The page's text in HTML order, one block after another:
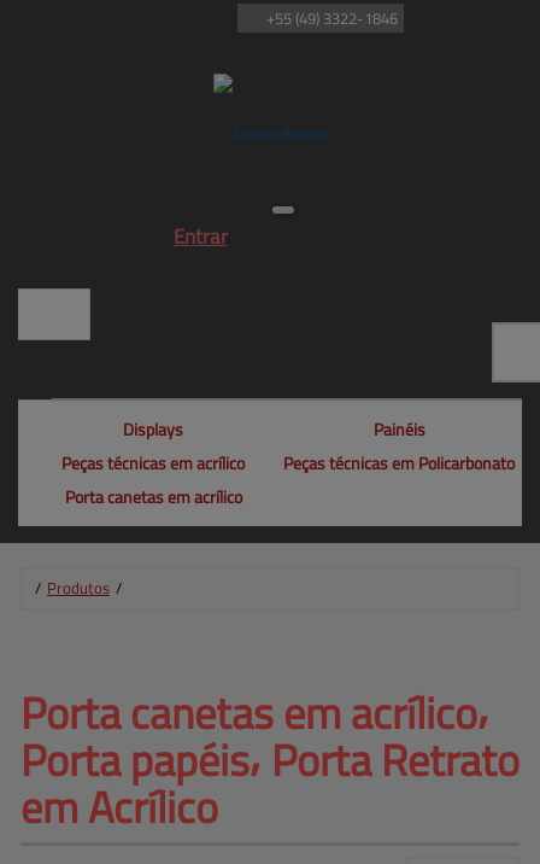
Entrar
+55 (49) 3322-1846
Displays
Painéis
Peças técnicas em acrílico
Peças técnicas em Policarbonato
Porta canetas em acrílico
/ Produtos /
Porta canetas em acrílico⸴
Porta papéis⸴ Porta Retrato
em Acrílico